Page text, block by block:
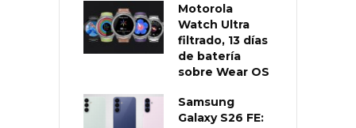
Motorola
Watch Ultra
filtrado, 13 días
de batería
sobre Wear OS
Samsung
Galaxy S26 FE: